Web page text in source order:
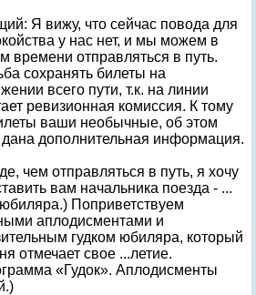
Я вижу, что сейчас повода для
у нас нет, и мы можем в
времени отправляться в путь.
сохранять билеты на
всего пути, т.к. на линии
ревизионная комиссия. К тому
ваши необычные, об этом
дана дополнительная информация.
чем отправляться в путь, я хочу
вам начальника поезда - ...
Поприветствуем
аплодисментами и
гудком юбиляра, который
отмечает свое ...летие.
«Гудок». Аплодисменты